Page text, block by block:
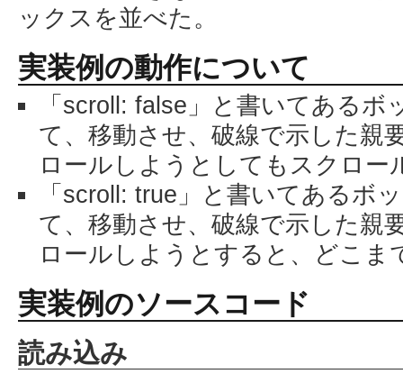
ックスを並べた。
実装例の動作について
「scroll: false」と書いてある
て、移動させ、破線で示した親
ロールしようとしてもスクロー
「scroll: true」と書いてあるボ
て、移動させ、破線で示した親
ロールしようとすると、どこま
実装例のソースコード
読み込み